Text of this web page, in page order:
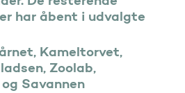
har åbent i udvalgte
Kameltorvet,
Zoolab,
Savannen